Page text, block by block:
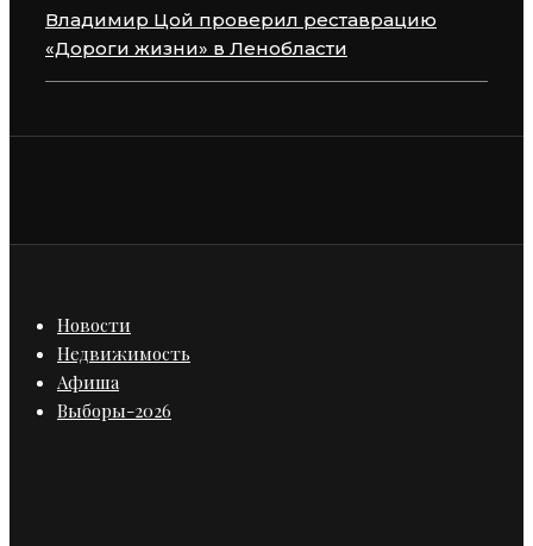
Владимир Цой проверил реставрацию
«Дороги жизни» в Ленобласти
Новости
Недвижимость
Афиша
Выборы-2026